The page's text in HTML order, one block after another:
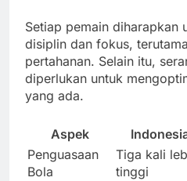
Setiap pemain diharapkan
disiplin dan fokus,
pertahanan. Selain itu,
diperlukan untuk
yang ada.
Aspek
Penguasaan
Bola
Tiga kali
tinggi